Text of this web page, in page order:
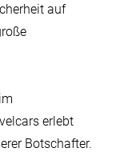
auf
erlebt
Botschafter.